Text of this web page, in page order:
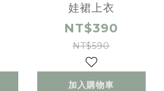
娃裙上衣
NT$390
NT$590
加入購物車